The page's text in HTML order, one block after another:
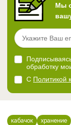
Мы
обработку
С Политикой
кабачок хранение